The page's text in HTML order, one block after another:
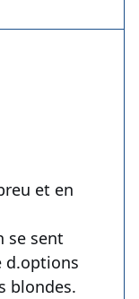
et en
se sent
d.options
blondes.